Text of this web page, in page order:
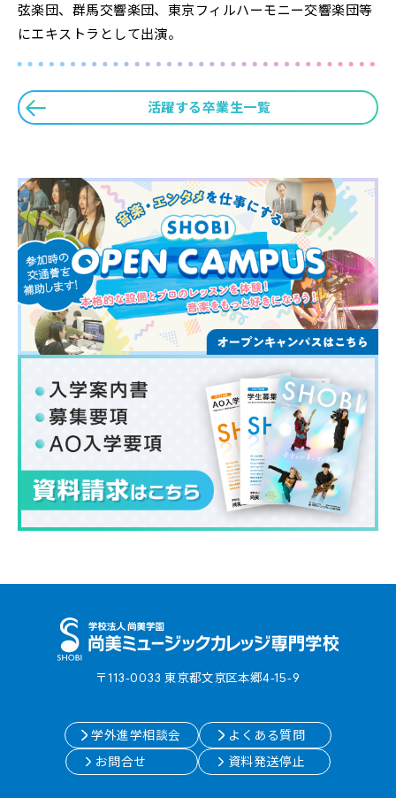
弦楽団、群馬交響楽団、東京フィルハーモニー交響楽団等
にエキストラとして出演。
活躍する卒業生一覧
〒113-0033 東京都⽂京区本郷4-15-9
学外進学相談会
よくある質問
お問合せ
資料発送停止